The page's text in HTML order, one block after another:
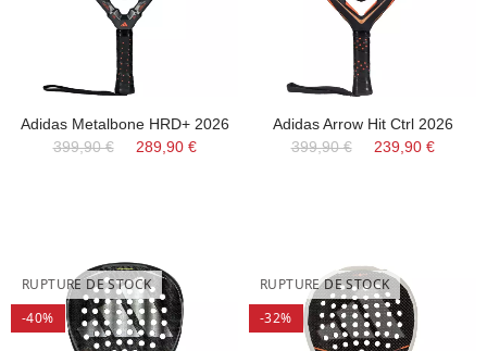
Adidas Metalbone HRD+ 2026
399,90 €
289,90 €
Adidas Arrow Hit Ctrl 2026
399,90 €
239,90 €
RUPTURE DE STOCK
-40%
RUPTURE DE STOCK
-32%